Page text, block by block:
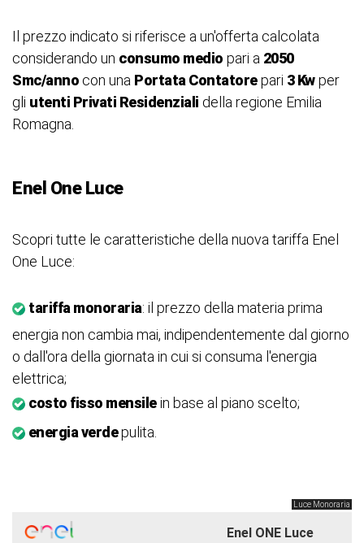
Il prezzo indicato si riferisce a un'offerta calcolata
considerando un consumo medio pari a 2050
Smc/anno con una Portata Contatorepari 3 Kwper
gli utenti Privati Residenziali della regione Emilia
Romagna.
Enel One Luce
Scopri tutte le caratteristiche della nuova tariffa Enel
One Luce:
tariffa monoraria: il prezzo della materia prima
energia non cambia mai, indipendentemente dal giorno
o dall'ora della giornata in cui si consuma l'energia
elettrica;
costo fisso mensilein base al piano scelto;
energia verdepulita.
Luce Monoraria
Enel ONE Luce